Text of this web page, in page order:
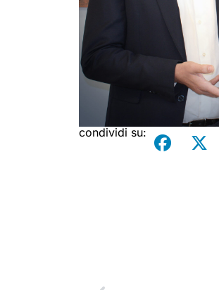
condividi su: